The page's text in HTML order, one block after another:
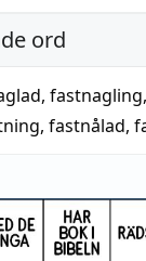
ord
, fastnagling,
, fastnålad,